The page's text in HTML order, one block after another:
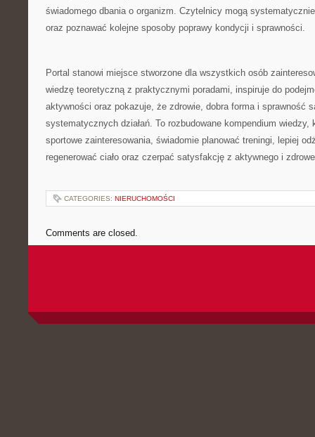
świadomego dbania o organizm. Czytelnicy mogą
oraz poznawać kolejne sposoby poprawy kondycji i sprawności.
Portal stanowi miejsce stworzone dla wszystkich osób
wiedzę teoretyczną z praktycznymi poradami, inspiruje do
aktywności oraz pokazuje, że zdrowie, dobra forma i sprawność
systematycznych działań. To rozbudowane kompendium wiedzy,
sportowe zainteresowania, świadomie planować treningi, lepiej
regenerować ciało oraz czerpać satysfakcję z aktywnego i
CATEGORIES: NIERUCHOMOŚCI
Comments are closed.